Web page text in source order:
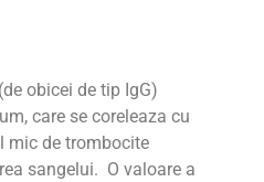
obicei de tip IgG)
care se coreleaza cu
mic de trombocite
sangelui. O valoare a